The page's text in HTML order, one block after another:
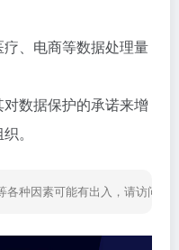
疗、电商等数据处理量
对数据保护的承诺来增
。
种因素可能有出入，请访问网